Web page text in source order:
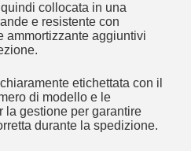
collocata in una
e resistente con
ammortizzante aggiuntivi
etichettata con il
di modello e le
la gestione per garantire
durante la spedizione.